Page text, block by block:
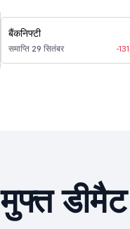
बैंकनिफ्टी
समाप्ति 29 सितंबर -
मुफ्त